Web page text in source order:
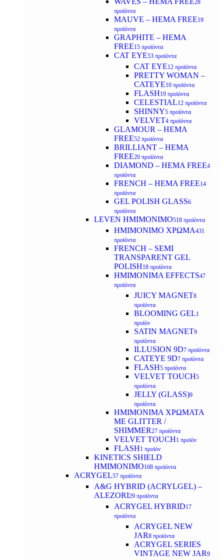
28
προϊόντα
MAUVE – HEMA FREE19
προϊόντα
GRAPHITE – HEMA
FREE15 προϊόντα
CAT EYE53 προϊόντα
CAT EYE12 προϊόντα
PRETTY WOMAN –
CATEYE10 προϊόντα
FLASH19 προϊόντα
CELESTIAL12 προϊόντα
SHINNY5 προϊόντα
VELVET4 προϊόντα
GLAMOUR – HEMA
FREE52 προϊόντα
BRILLIANT – HEMA
FREE20 προϊόντα
DIAMOND – HEMA FREE4
προϊόντα
FRENCH – HEMA FREE14
προϊόντα
GEL POLISH GLASS6
προϊόντα
LEVEN ΗΜΙΜΟΝΙΜΟ518 προϊόντα
ΗΜΙΜΟΝΙΜΟ ΧΡΩΜΑ431
προϊόντα
FRENCH – SEMI
TRANSPARENT GEL
POLISH18 προϊόντα
HMIMONIMA EFFECTS47
προϊόντα
JUICY MAGNET8
προϊόντα
BLOOMING GEL1
προϊόν
SATIN MAGNET9
προϊόντα
ILLUSION 9D7 προϊόντα
CATEYE 9D7 προϊόντα
FLASH5 προϊόντα
VELVET TOUCH5
προϊόντα
JELLY (GLASS)9
προϊόντα
ΗΜΙΜΟΝΙΜA ΧΡΩΜΑΤΑ
ΜΕ GLITTER /
SHIMMER27 προϊόντα
VELVET TOUCH1 προϊόν
FLASH1 προϊόν
KINETICS SHIELD
ΗΜΙΜΟΝΙΜΟ168 προϊόντα
ACRYGEL57 προϊόντα
A&G HYBRID (ACRYLGEL) –
ALEZORI29 προϊόντα
ACRYGEL HYBRID17
προϊόντα
ACRYGEL NEW
JAR8 προϊόντα
ACRYGEL SERIES
VINTAGE NEW JAR9